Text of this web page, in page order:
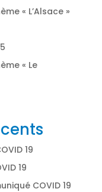
« L’Alsace »
« Le
19
19
COVID 19